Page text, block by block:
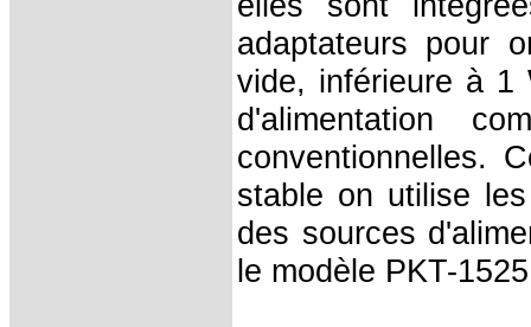
adaptateurs pour
vide, inférieure à 1
d'alimentation
conventionnelles.
stable on utilise
des sources
le modèle PKT-